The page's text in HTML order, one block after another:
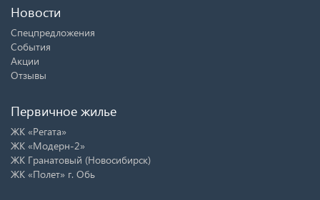
Новости
Спецпредложения
События
Акции
Отзывы
Первичное жилье
ЖК «Регата»
ЖК «Модерн-2»
ЖК Гранатовый (Новосибирск)
ЖК «Полет» г. Обь